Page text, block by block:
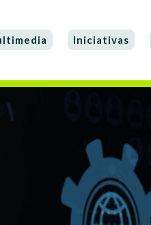
Iniciativas